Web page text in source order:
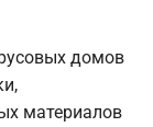
домов
материалов